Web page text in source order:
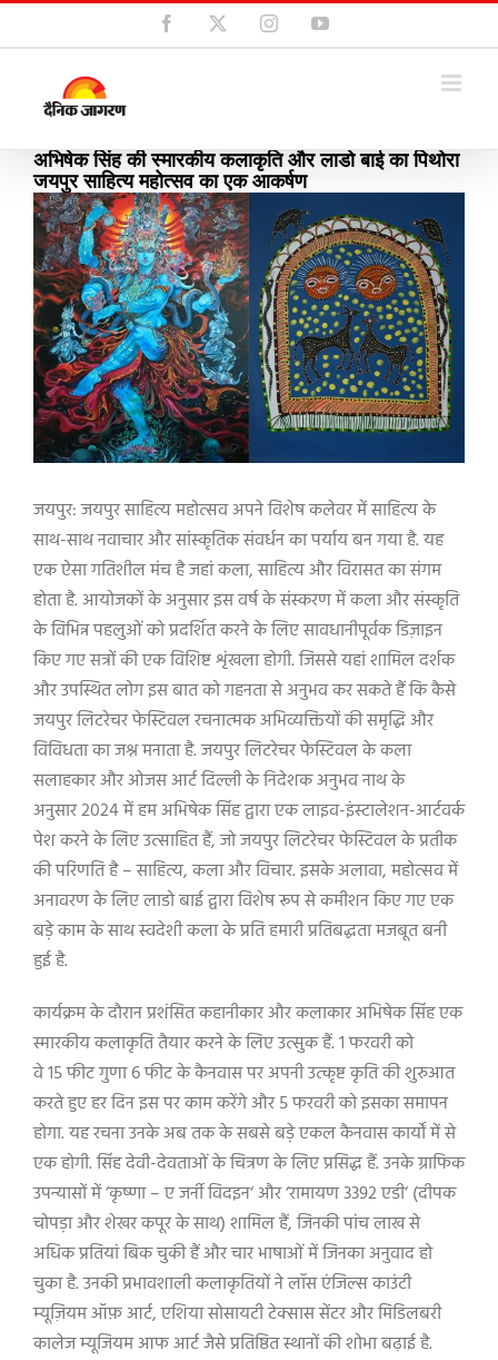
Skip
to
Facebook InstagramYouTube
अभिषेक सिंह की स्मारकीय कलाकृति और लाडो बाई का पिथोरा
जयपुर साहित्य महोत्सव का एक आकर्षण
View
Larger
Image
जयपुर: जयपुर साहित्य महोत्सव अपने विशेष कलेवर में साहित्य के
साथ-साथ नवाचार और सांस्कृतिक संवर्धन का पर्याय बन गया है. यह
एक ऐसा गतिशील मंच है जहां कला,साहित्य और विरासत का संगम
होता है. आयोजकों के अनुसार इस वर्ष के संस्करण में कला और संस्कृति
के विभिन्न पहलुओं को प्रदर्शित करने के लिए सावधानीपूर्वक डिज़ाइन
किए गए सत्रों की एक विशिष्ट शृंखला होगी. जिससे यहां शामिल दर्शक
और उपस्थित लोग इस बात को गहनता से अनुभव कर सकते हैं कि कैसे
जयपुर लिटरेचर फेस्टिवल रचनात्मक अभिव्यक्तियों की समृद्धि और
विविधता का जश्न मनाता है. जयपुर लिटरेचर फेस्टिवल के कला
सलाहकार और ओजस आर्ट दिल्ली के निदेशक अनुभव नाथ के
अनुसार2024में हम अभिषेक सिंह द्वारा एक लाइव-इंस्टालेशन-आर्टवर्क
पेश करने के लिए उत्साहित हैं,जो जयपुर लिटरेचर फेस्टिवल के प्रतीक
की परिणति है – साहित्य,कला और विचार. इसके अलावा,महोत्सव में
अनावरण के लिए लाडो बाई द्वारा विशेष रूप से कमीशन किए गए एक
बड़े काम के साथ स्वदेशी कला के प्रति हमारी प्रतिबद्धता मजबूत बनी
हुई है.
कार्यक्रम के दौरान प्रशंसित कहानीकार और कलाकार अभिषेक सिंह एक
स्मारकीय कलाकृति तैयार करने के लिए उत्सुक हैं.1फरवरी को
वे15फीट गुणा6फीट के कैनवास पर अपनी उत्कृष्ट कृति की शुरुआत
करते हुए हर दिन इस पर काम करेंगे और5फरवरी को इसका समापन
होगा. यह रचना उनके अब तक के सबसे बड़े एकल कैनवास कार्यों में से
एक होगी. सिंह देवी-देवताओं के चित्रण के लिए प्रसिद्ध हैं. उनके ग्राफिक
उपन्यासों में‘कृष्णा – ए जर्नी विदइन‘और‘रामायण3392एडी‘ (दीपक
चोपड़ा और शेखर कपूर के साथ) शामिल हैं,जिनकी पांच लाख से
अधिक प्रतियां बिक चुकी हैं और चार भाषाओं में जिनका अनुवाद हो
चुका है. उनकी प्रभावशाली कलाकृतियों ने लॉस एंजिल्स काउंटी
म्यूज़ियम ऑफ़ आर्ट,एशिया सोसायटी टेक्सास सेंटर और मिडिलबरी
कालेज म्यूजियम आफ आर्ट जैसे प्रतिष्ठित स्थानों की शोभा बढ़ाई है.